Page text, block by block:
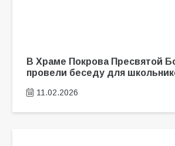
В Храме Покрова Пресвятой
провели беседу для
11.02.2026